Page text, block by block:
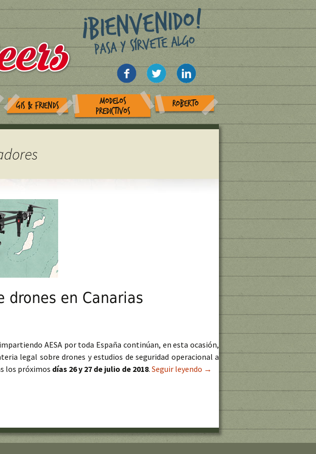
GIS & FRIENDS
MODELOS
PREDICTIVOS
ROBERTO
drones en Canarias
AESA por toda España continúan, en esta ocasión,
legal sobre drones y estudios de seguridad operacional a
los próximos días 26 y 27 de julio de 2018. Seguir leyendo Formación gratuita para
→